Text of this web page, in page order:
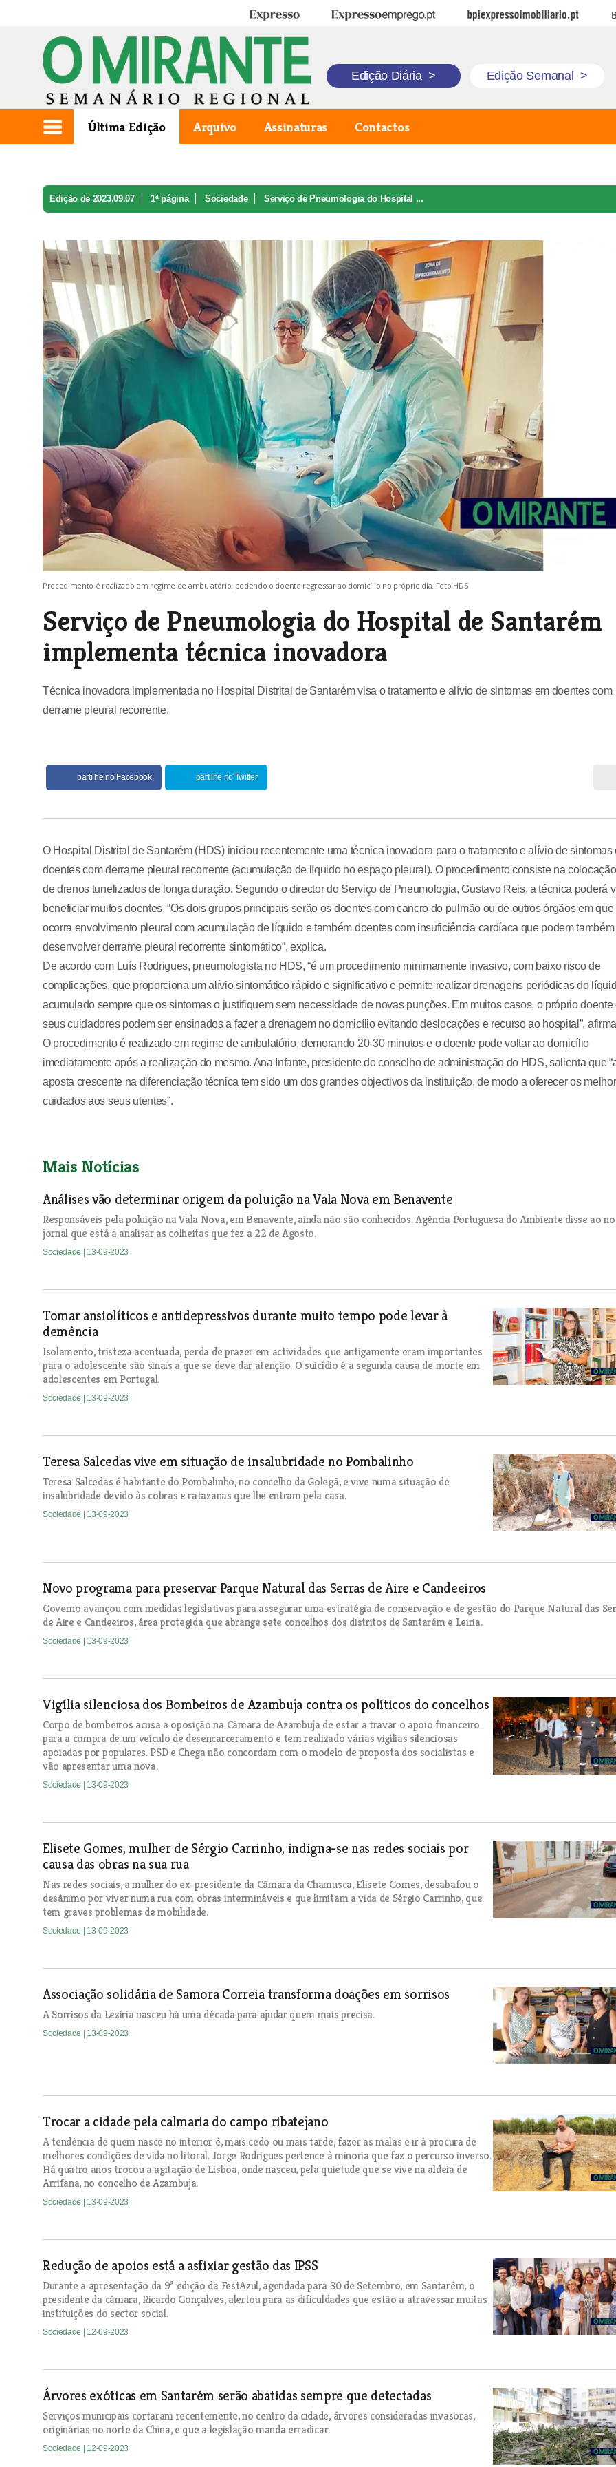
Expresso Expresso Emprego BPI Expresso Imobiliário
Edição Diária > Edição Semanal >
Última Edição Arquivo Assinaturas Contactos
Edição de 2023.09.07 1ª página Sociedade Serviço de Pneumologia do Hospital ...
Procedimento é realizado em regime de ambulatório, podendo o doente regressar ao domicílio no próprio dia. Foto HDS
Serviço de Pneumologia do Hospital de Santarém
implementa técnica inovadora
Técnica inovadora implementada no Hospital Distrital de Santarém visa o tratamento e alívio de sintomas em doentes com
derrame pleural recorrente.
partilhe no Facebook partilhe no Twitter
O Hospital Distrital de Santarém (HDS) iniciou recentemente uma técnica inovadora para o tratamento e alívio de sintomas
doentes com derrame pleural recorrente (acumulação de líquido no espaço pleural). O procedimento consiste na colocação
de drenos tunelizados de longa duração. Segundo o director do Serviço de Pneumologia, Gustavo Reis, a técnica poderá
beneficiar muitos doentes. “Os dois grupos principais serão os doentes com cancro do pulmão ou de outros órgãos em que
ocorra envolvimento pleural com acumulação de líquido e também doentes com insuficiência cardíaca que podem também
desenvolver derrame pleural recorrente sintomático”, explica.
De acordo com Luís Rodrigues, pneumologista no HDS, “é um procedimento minimamente invasivo, com baixo risco de
complicações, que proporciona um alívio sintomático rápido e significativo e permite realizar drenagens periódicas do
acumulado sempre que os sintomas o justifiquem sem necessidade de novas punções. Em muitos casos, o próprio doente
seus cuidadores podem ser ensinados a fazer a drenagem no domicílio evitando deslocações e recurso ao hospital”,
O procedimento é realizado em regime de ambulatório, demorando 20-30 minutos e o doente pode voltar ao domicílio
imediatamente após a realização do mesmo. Ana Infante, presidente do conselho de administração do HDS, salienta que
aposta crescente na diferenciação técnica tem sido um dos grandes objectivos da instituição, de modo a oferecer os
cuidados aos seus utentes”.
Mais Notícias
Análises vão determinar origem da poluição na Vala Nova em Benavente
Responsáveis pela poluição na Vala Nova, em Benavente, ainda não são conhecidos. Agência Portuguesa do Ambiente disse ao
jornal que está a analisar as colheitas que fez a 22 de Agosto.
Sociedade | 13-09-2023
Tomar ansiolíticos e antidepressivos durante muito tempo pode levar à
demência
Isolamento, tristeza acentuada, perda de prazer em actividades que antigamente eram importantes
para o adolescente são sinais a que se deve dar atenção. O suicídio é a segunda causa de morte em
adolescentes em Portugal.
Sociedade | 13-09-2023
Teresa Salcedas vive em situação de insalubridade no Pombalinho
Teresa Salcedas é habitante do Pombalinho, no concelho da Golegã, e vive numa situação de
insalubridade devido às cobras e ratazanas que lhe entram pela casa.
Sociedade | 13-09-2023
Novo programa para preservar Parque Natural das Serras de Aire e Candeeiros
Governo avançou com medidas legislativas para assegurar uma estratégia de conservação e de gestão do Parque Natural das
de Aire e Candeeiros, área protegida que abrange sete concelhos dos distritos de Santarém e Leiria.
Sociedade | 13-09-2023
Vigília silenciosa dos Bombeiros de Azambuja contra os políticos do concelhos
Corpo de bombeiros acusa a oposição na Câmara de Azambuja de estar a travar o apoio financeiro
para a compra de um veículo de desencarceramento e tem realizado várias vigílias silenciosas
apoiadas por populares. PSD e Chega não concordam com o modelo de proposta dos socialistas e
vão apresentar uma nova.
Sociedade | 13-09-2023
Elisete Gomes, mulher de Sérgio Carrinho, indigna-se nas redes sociais por
causa das obras na sua rua
Nas redes sociais, a mulher do ex-presidente da Câmara da Chamusca, Elisete Gomes, desabafou o
desânimo por viver numa rua com obras intermináveis e que limitam a vida de Sérgio Carrinho, que
tem graves problemas de mobilidade.
Sociedade | 13-09-2023
Associação solidária de Samora Correia transforma doações em sorrisos
A Sorrisos da Lezíria nasceu há uma década para ajudar quem mais precisa.
Sociedade | 13-09-2023
Trocar a cidade pela calmaria do campo ribatejano
A tendência de quem nasce no interior é, mais cedo ou mais tarde, fazer as malas e ir à procura de
melhores condições de vida no litoral. Jorge Rodrigues pertence à minoria que faz o percurso inverso.
Há quatro anos trocou a agitação de Lisboa, onde nasceu, pela quietude que se vive na aldeia de
Arrifana, no concelho de Azambuja.
Sociedade | 13-09-2023
Redução de apoios está a asfixiar gestão das IPSS
Durante a apresentação da 9ª edição da FestAzul, agendada para 30 de Setembro, em Santarém, o
presidente da câmara, Ricardo Gonçalves, alertou para as dificuldades que estão a atravessar muitas
instituições do sector social.
Sociedade | 12-09-2023
Árvores exóticas em Santarém serão abatidas sempre que detectadas
Serviços municipais cortaram recentemente, no centro da cidade, árvores consideradas invasoras,
originárias no norte da China, e que a legislação manda erradicar.
Sociedade | 12-09-2023